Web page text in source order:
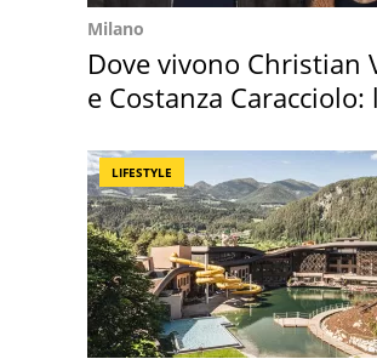
Milano
Dove vivono Christian
e Costanza Caracciolo:
LIFESTYLE